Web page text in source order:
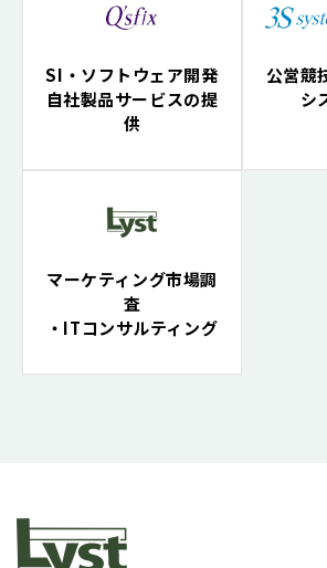
SI・ソフトウェア開発
自社製品サービスの提
供
公営競
シ
マーケティング市場調
査
・ITコンサルティング